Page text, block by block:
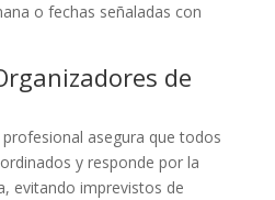
o fechas señaladas con
de
asegura que todos
y responde por la
evitando imprevistos de